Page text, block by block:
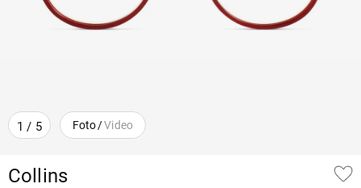
1 / 5 Foto/Video
Collins